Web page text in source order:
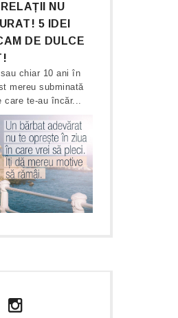
NU
5 IDEI
DE DULCE
chiar 10 ani în
mereu subminată
care te-au încăr...